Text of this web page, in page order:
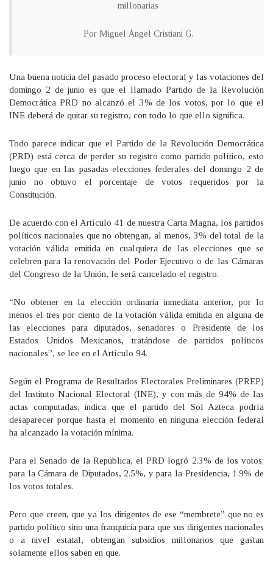
millonarias
Por Miguel Ángel Cristiani G.
Una buena noticia del pasado proceso electoral y las votaciones del
domingo 2 de junio es que el llamado Partido de la Revolución
Democrática PRD no alcanzó el 3% de los votos, por lo que el
INE deberá de quitar su registro, con todo lo que ello significa.
Todo parece indicar que el Partido de la Revolución Democrática
(PRD) está cerca de perder su registro como partido político, esto
luego que en las pasadas elecciones federales del domingo 2 de
junio no obtuvo el porcentaje de votos requeridos por la
Constitución.
De acuerdo con el Artículo 41 de nuestra Carta Magna, los partidos
políticos nacionales que no obtengan, al menos, 3% del total de la
votación válida emitida en cualquiera de las elecciones que se
celebren para la renovación del Poder Ejecutivo o de las Cámaras
del Congreso de la Unión, le será cancelado el registro.
“No obtener en la elección ordinaria inmediata anterior, por lo
menos el tres por ciento de la votación válida emitida en alguna de
las elecciones para diputados, senadores o Presidente de los
Estados Unidos Mexicanos, tratándose de partidos políticos
nacionales”, se lee en el Artículo 94.
Según el Programa de Resultados Electorales Preliminares (PREP)
del Instituto Nacional Electoral (INE), y con más de 94% de las
actas computadas, indica que el partido del Sol Azteca podría
desaparecer porque hasta el momento en ninguna elección federal
ha alcanzado la votación mínima.
Para el Senado de la República, el PRD logró 2.3% de los votos;
para la Cámara de Diputados, 2.5%, y para la Presidencia, 1.9% de
los votos totales.
Pero que creen, que ya los dirigentes de ese “membrete” que no es
partido político sino una franquicia para que sus dirigentes nacionales
o a nivel estatal, obtengan subsidios millonarios que gastan
solamente ellos saben en que.